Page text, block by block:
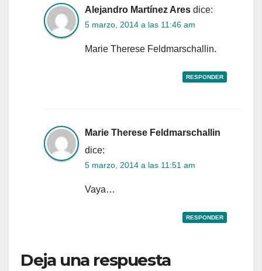
Alejandro Martínez Ares dice:
5 marzo, 2014 a las 11:46 am
Marie Therese Feldmarschallin.
RESPONDER
Marie Therese Feldmarschallin
dice:
5 marzo, 2014 a las 11:51 am
Vaya…
RESPONDER
Deja una respuesta